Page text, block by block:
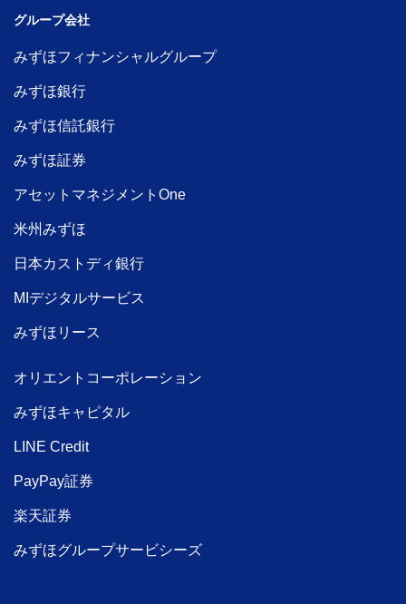
グループ会社
みずほフィナンシャルグループ
みずほ銀行
みずほ信託銀行
みずほ証券
アセットマネジメントOne
米州みずほ
日本カストディ銀行
MIデジタルサービス
みずほリース
オリエントコーポレーション
みずほキャピタル
LINE Credit
PayPay証券
楽天証券
みずほグループサービシーズ